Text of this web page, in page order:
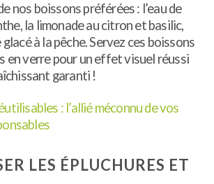
nos boissons préférées : l’eau de
la limonade au citron et basilic,
à la pêche. Servez ces boissons
en verre pour un effet visuel réussi
garanti !
: l’allié méconnu de vos
LES ÉPLUCHURES ET